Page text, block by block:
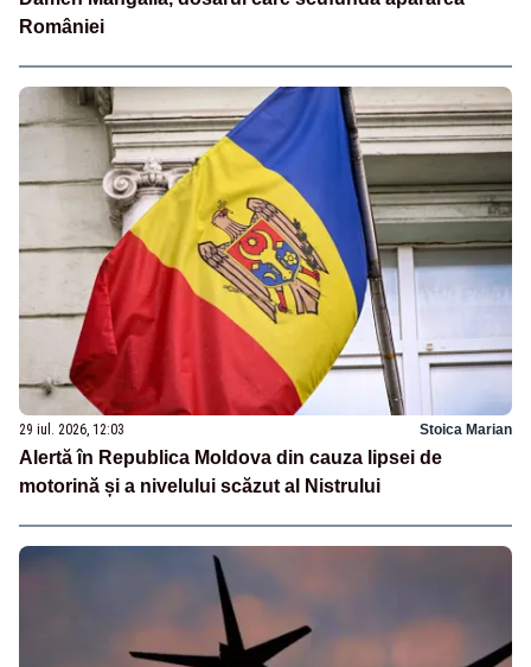
României
29 iul. 2026, 12:03 Stoica Marian
Alertă în Republica Moldova din cauza lipsei de
motorină și a nivelului scăzut al Nistrului